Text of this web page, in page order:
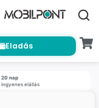
Eladás
20 nap
ingyenes elállás